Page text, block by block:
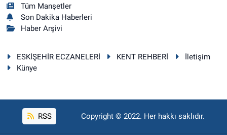
Tüm Manşetler
Son Dakika Haberleri
Haber Arşivi
ESKİŞEHİR ECZANELERİ KENT REHBERİ
İletişim
Künye
RSS Copyright © 2022. Her hakkı saklıdır.